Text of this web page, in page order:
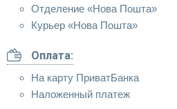
Отделение «Нова Пошта»
Курьер «Нова Пошта»
Оплата:
На карту ПриватБанка
Наложенный платеж